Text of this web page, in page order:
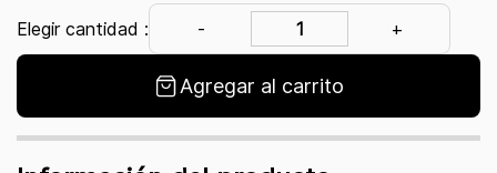
Elegir cantidad :
Agregar al carrito